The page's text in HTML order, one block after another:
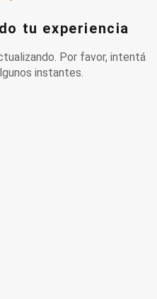
tu experiencia
Por favor, intentá
instantes.